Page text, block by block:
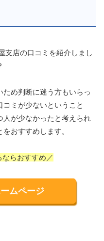
支店の口コミを紹介しまし
め判断に迷う方もいらっ
コミが少ないということ
人が少なかったと考えられ
おすすめします。
らおすすめ／
ムページ